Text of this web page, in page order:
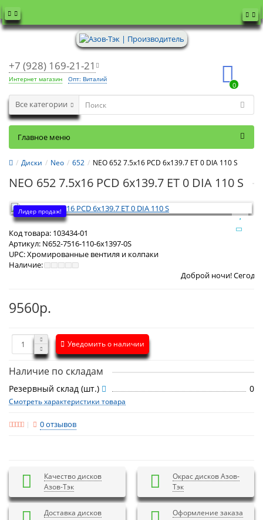
+7 (928) 169-21-21
Интернет магазин Опт: Виталий
0
Все категории
Главное меню
Диски Neo 652 NEO 652 7.5x16 PCD 6x139.7 ET 0 DIA 110 S
NEO 652 7.5x16 PCD 6x139.7 ET 0 DIA 110 S
Лидер продаж!
Код товара: 103434-01
Артикул: N652-7516-110-6x1397-0S
UPC:Хромированные вентиля и колпаки
Наличие:
Доброй ночи! Сегодня
9560р.
Уведомить о наличии
Наличие по складам
Резервный склад (шт.) 0
Смотреть характеристики товара
0 отзывов
Качество дисков
Азов-Тэк
Окрас дисков Азов-
Тэк
Доставка дисков Оформление заказа